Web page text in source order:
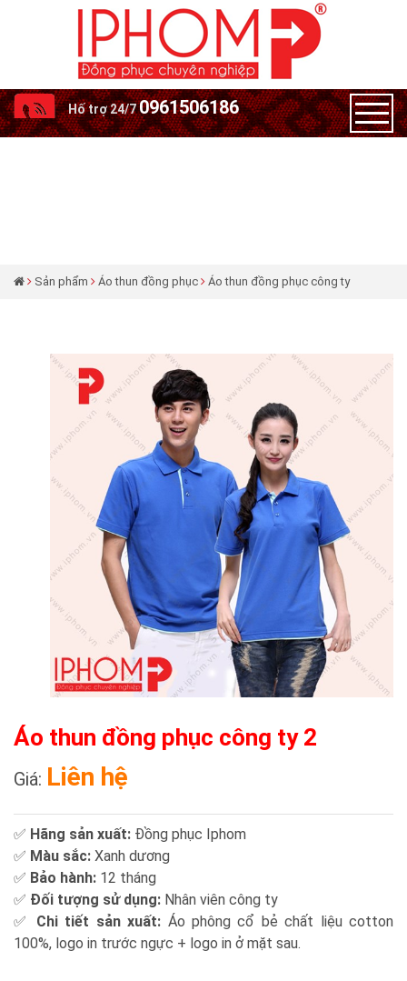
Hố trợ 24/70961506186
Sản phẩm Áo thun đồng phục Áo thun đồng phục công ty
Áo thun đồng phục công ty 2
Giá: Liên hệ
✅ Hãng sản xuất: Đồng phục Iphom
✅ Màu sắc: Xanh dương
✅ Bảo hành: 12 tháng
✅ Đối tượng sử dụng: Nhân viên công ty
✅ Chi tiết sản xuất: Áo phông cổ bẻ chất liệu cotton
100%, logo in trước ngực + logo in ở mặt sau.